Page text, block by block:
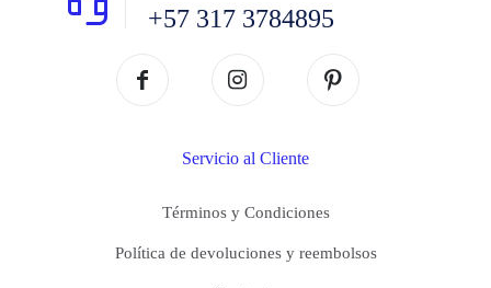
+57 317 3784895
Servicio al Cliente
Términos y Condiciones
Política de devoluciones y reembolsos